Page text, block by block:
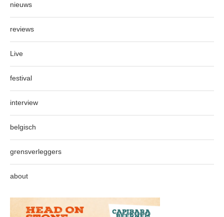
nieuws
reviews
Live
festival
interview
belgisch
grensverleggers
about